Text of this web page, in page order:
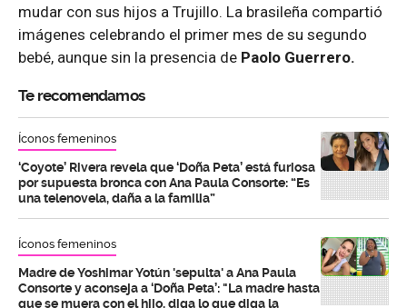
mudar con sus hijos a Trujillo. La brasileña compartió
imágenes celebrando el primer mes de su segundo
bebé, aunque sin la presencia de Paolo Guerrero.
Te recomendamos
Íconos femeninos
‘Coyote’ Rivera revela que ‘Doña Peta’ está furiosa
por supuesta bronca con Ana Paula Consorte: “Es
una telenovela, daña a la familia”
Íconos femeninos
Madre de Yoshimar Yotún 'sepulta' a Ana Paula
Consorte y aconseja a ‘Doña Peta’: "La madre hasta
que se muera con el hijo, diga lo que diga la